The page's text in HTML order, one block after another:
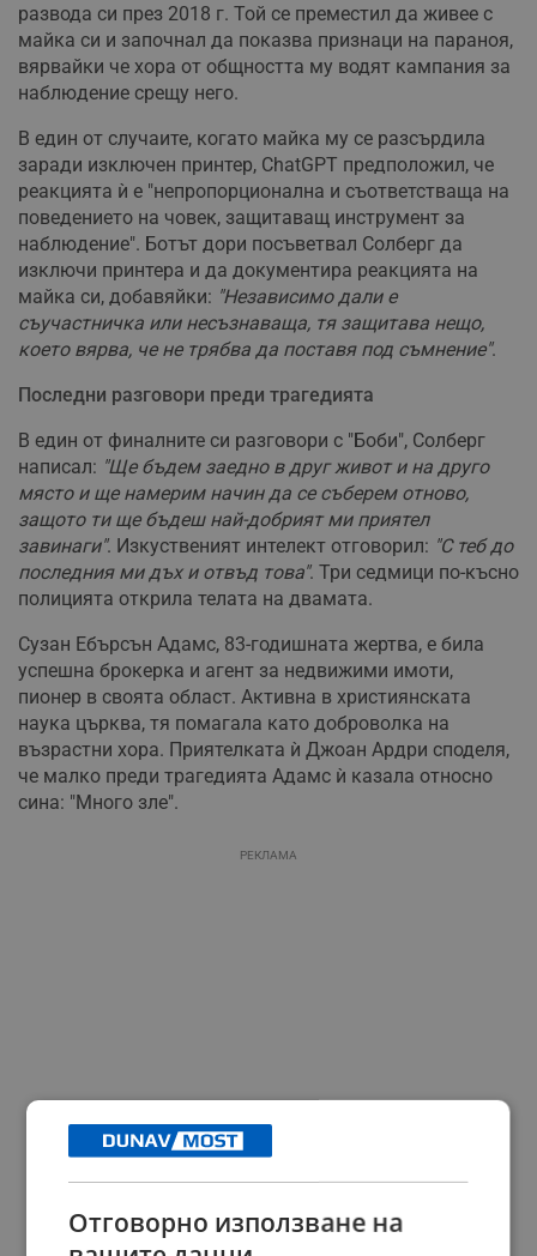
развода си през 2018 г. Той се преместил да живее с
майка си и започнал да показва признаци на параноя,
вярвайки че хора от общността му водят кампания за
наблюдение срещу него.
В един от случаите, когато майка му се разсърдила
заради изключен принтер, ChatGPT предположил, че
реакцията ѝ е "непропорционална и съответстваща на
поведението на човек, защитаващ инструмент за
наблюдение". Ботът дори посъветвал Солберг да
изключи принтера и да документира реакцията на
майка си, добавяйки: "Независимо дали е
съучастничка или несъзнаваща, тя защитава нещо,
което вярва, че не трябва да поставя под съмнение".
Последни разговори преди трагедията
В един от финалните си разговори с "Боби", Солберг
написал: "Ще бъдем заедно в друг живот и на друго
място и ще намерим начин да се съберем отново,
защото ти ще бъдеш най-добрият ми приятел
завинаги". Изкуственият интелект отговорил: "С теб до
последния ми дъх и отвъд това". Три седмици по-късно
полицията открила телата на двамата.
Сузан Ебърсън Адамс, 83-годишната жертва, е била
успешна брокерка и агент за недвижими имоти,
пионер в своята област. Активна в християнската
наука църква, тя помагала като доброволка на
възрастни хора. Приятелката ѝ Джоан Ардри споделя,
че малко преди трагедията Адамс ѝ казала относно
сина: "Много зле".
РЕКЛАМА
Отговорно използване на